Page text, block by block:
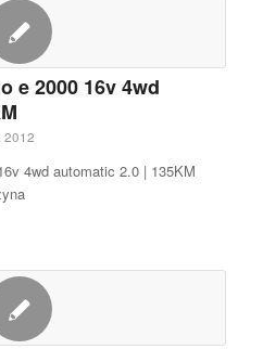
e 2000 16v 4wd
2012
4wd automatic 2.0 | 135KM